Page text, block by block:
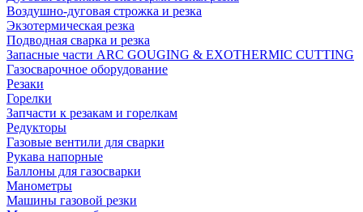
Воздушно-дуговая строжка и резка
Экзотермическая резка
Подводная сварка и резка
Запасные части ARC GOUGING & EXOTHERMIC CUTTING
Газосварочное оборудование
Резаки
Горелки
Запчасти к резакам и горелкам
Редукторы
Газовые вентили для сварки
Рукава напорные
Баллоны для газосварки
Манометры
Машины газовой резки